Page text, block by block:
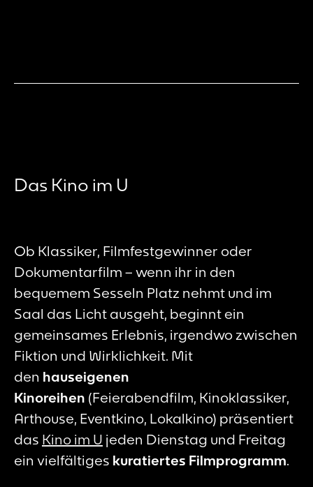
Das Kino im U
Ob Klassiker, Filmfestgewinner oder
Dokumentarfilm – wenn ihr in den
bequemem Sesseln Platz nehmt und im
Saal das Licht ausgeht, beginnt ein
gemeinsames Erlebnis, irgendwo zwischen
Fiktion und Wirklichkeit. Mit
den hauseigenen
Kinoreihen (Feierabendfilm, Kinoklassiker,
Arthouse, Eventkino, Lokalkino) präsentiert
das Kino im U jeden Dienstag und Freitag
ein vielfältiges kuratiertes Filmprogramm.